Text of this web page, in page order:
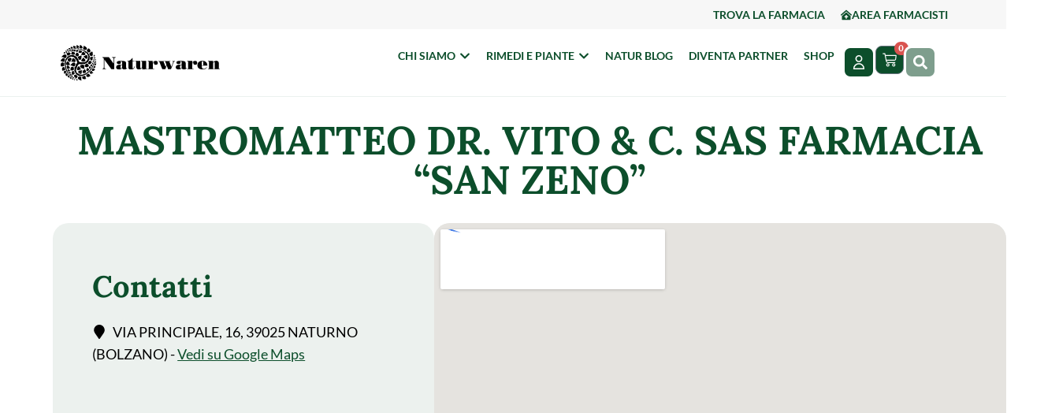
TROVA LA FARMACIA AREA FARMACISTI
CHI SIAMO RIMEDI E PIANTE NATUR BLOG DIVENTA PARTNER SHOP
0
MASTROMATTEO DR. VITO & C. SAS FARMACIA
“SAN ZENO”
Contatti
VIA PRINCIPALE, 16, 39025 NATURNO
(BOLZANO) -Vedi su Google Maps